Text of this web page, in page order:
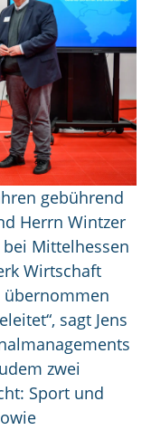
gebührend
Herrn Wintzer
Mittelhessen
Wirtschaft
übernommen
sagt Jens
zwei
Sport und